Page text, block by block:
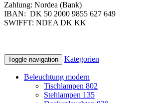
Zahlung: Nordea (Bank)
IBAN: DK 50 2000 9855 627 649
SWIFFT: NDEA DK KK
Toggle navigation Kategorien
Beleuchtung modern
Tischlampen 802
Stehlampen 135